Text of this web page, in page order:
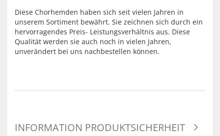
Diese Chorhemden haben sich seit vielen Jahren in
unserem Sortiment bewährt. Sie zeichnen sich durch ein
hervorragendes Preis- Leistungsverhältnis aus. Diese
Qualität werden sie auch noch in vielen Jahren,
unverändert bei uns nachbestellen können.
INFORMATION PRODUKTSICHERHEIT